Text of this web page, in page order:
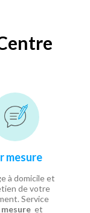
mesure
à domicile et
de votre
Service
mesure et